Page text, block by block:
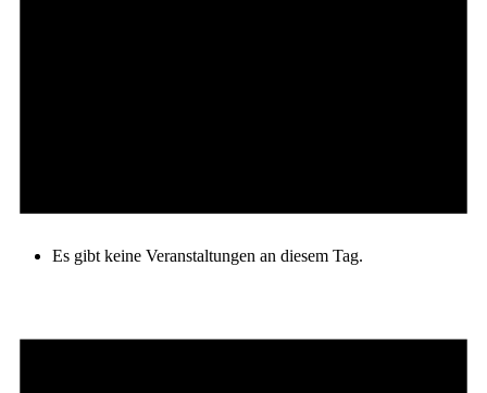
Es gibt keine Veranstaltungen an diesem Tag.